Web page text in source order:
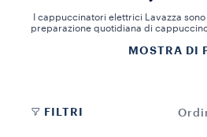
I cappuccinatori elettrici Lavazza
preparazione quotidiana di
Gustane uno ogni mattina e riscopri il
MOSTRA DI
FILTRI